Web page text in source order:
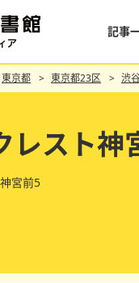
記事
東京都 東京都23区 渋
レスト神
宮前5